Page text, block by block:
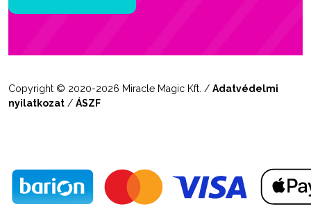
Copyright © 2020-2026 Miracle Magic Kft. / Adatvédelmi
nyilatkozat / ÁSZF